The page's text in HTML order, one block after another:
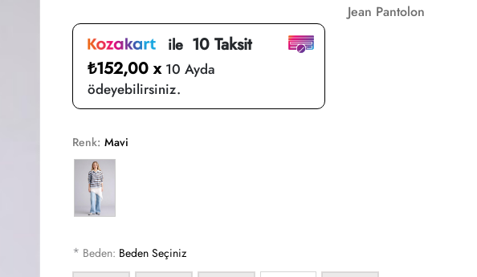
Jean Pantolon
ile10 Taksit
₺152,00 x 10 Ayda
ödeyebilirsiniz.
Renk: Mavi
* Beden: Beden Seçiniz